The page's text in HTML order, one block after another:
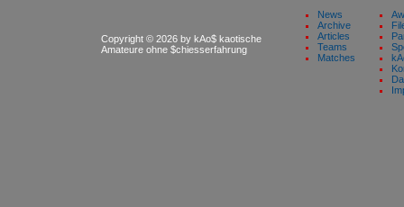
Copyright © 2026 by kAo$ kaotische
Amateure ohne $chiesserfahrung
News
Archive
Articles
Teams
Matches